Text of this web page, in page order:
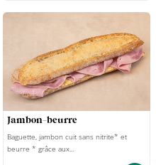
jambon-beurre
Baguette, jambon cuit sans nitrite* et
beurre * grâce aux...